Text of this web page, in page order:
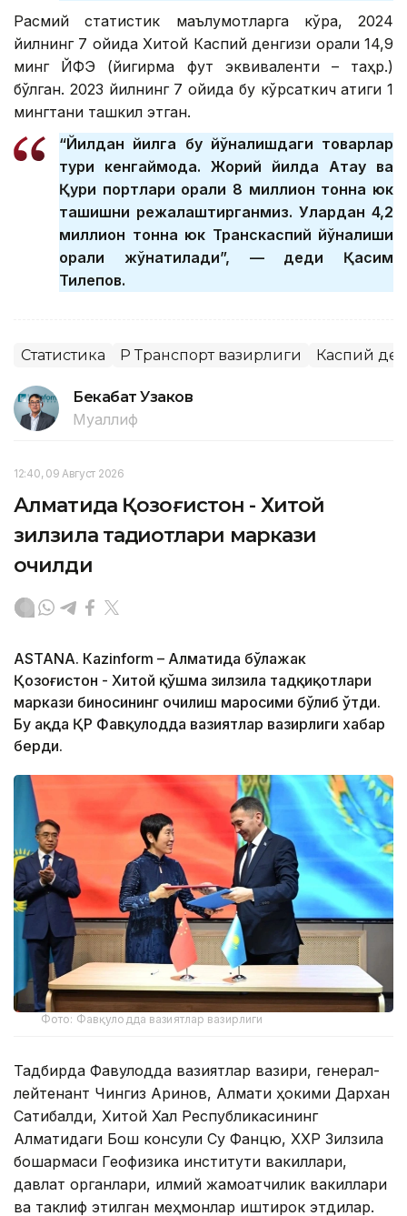
Расмий статистик маълумотларга кўра, 2024
йилнинг 7 ойида Хитой Каспий денгизи орқали 14,9
минг ЙФЭ (йигирма фут эквиваленти – таҳр.)
бўлган. 2023 йилнинг 7 ойида бу кўрсаткич атиги 1
мингтани ташкил этган.
“Йилдан йилга бу йўналишдаги товарлар
тури кенгаймоқда. Жорий йилда Ақтау ва
Қуриқ портлари орқали 8 миллион тонна юк
ташишни режалаштирганмиз. Улардан 4,2
миллион тонна юк Транскаспий йўналиши
орқали жўнатилади”, — деди Қасим
Тилепов.
Статистика ҚР Транспорт вазирлиги Каспий
Бекабат Узаков
Муаллиф
12:40, 09 Август 2026
Алматида Қозоғистон - Хитой
зилзила тадқиқотлари маркази
очилди
ASTANА. Кazinform – Алматида бўлажак
Қозоғистон - Хитой қўшма зилзила тадқиқотлари
маркази биносининг очилиш маросими бўлиб ўтди.
Бу ҳақда ҚР Фавқулодда вазиятлар вазирлиги хабар
берди.
Фото: Фавқулодда вазиятлар вазирлиги
Тадбирда Фавқулодда вазиятлар вазири, генерал-
лейтенант Чингиз Аринов, Алмати ҳокими Дархан
Сатибалди, Хитой Халқ Республикасининг
Алматидаги Бош консули Су Фанцю, ХХР Зилзила
бошқармаси Геофизика институти вакиллари,
давлат органлари, илмий жамоатчилик вакиллари
ва таклиф этилган меҳмонлар иштирок этдилар.